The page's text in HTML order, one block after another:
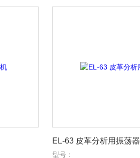
EL-63 皮革分析用振荡器
型号：